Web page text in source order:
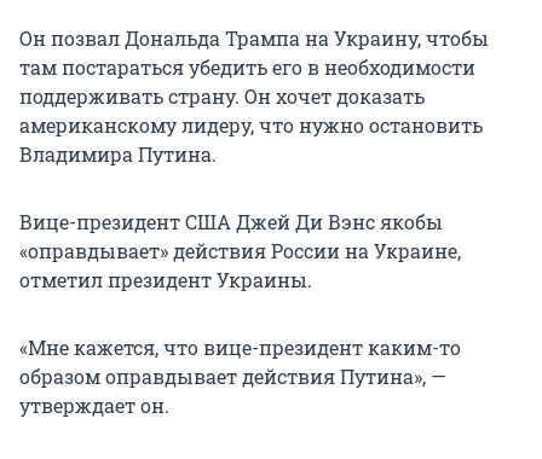
Он позвал Дональда Трампа на Украину, чтобы
там постараться убедить его в необходимости
поддерживать страну. Он хочет доказать
американскому лидеру, что нужно остановить
Владимира Путина.
Вице-президент США Джей Ди Вэнс якобы
«оправдывает» действия России на Украине,
отметил президент Украины.
«Мне кажется, что вице-президент каким-то
образом оправдывает действия Путина», —
утверждает он.